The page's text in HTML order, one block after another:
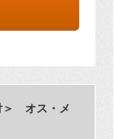
＞ オス・メ